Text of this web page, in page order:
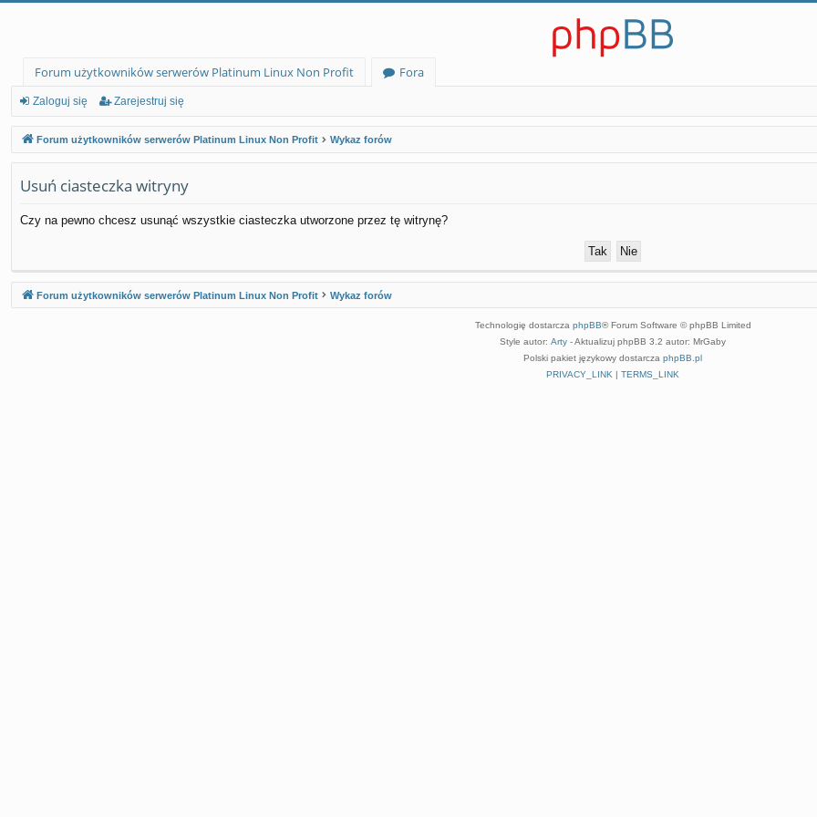
Forum użytkowników serwerów Platinum Linux Non Profit
Fora
Zaloguj się Zarejestruj się
Forum użytkowników serwerów Platinum Linux Non Profit Wykaz forów
Usuń ciasteczka witryny
Czy na pewno chcesz usunąć wszystkie ciasteczka utworzone przez tę witrynę?
Forum użytkowników serwerów Platinum Linux Non Profit Wykaz forów
Technologię dostarcza phpBB® Forum Software © phpBB Limited
Style autor: Arty - Aktualizuj phpBB 3.2 autor: MrGaby
Polski pakiet językowy dostarcza phpBB.pl
PRIVACY_LINK | TERMS_LINK